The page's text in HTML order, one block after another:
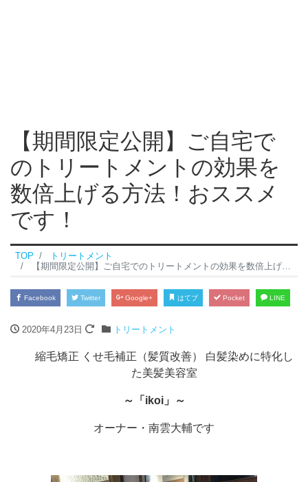
【期間限定公開】ご自宅で
のトリートメントの効果を
数倍上げる方法！おススメ
です！
TOP
トリートメント
【期間限定公開】ご自宅でのトリートメントの効果を数倍上げる方法！おススメです！
Facebook Twitter Google+ はてブ Pocket LINE
2020年4月23日 トリートメント
‎縮毛矯正 くせ毛補正（髪質改善） 白髪染めに特化し
た美髪美容室
～「ikoi」～
オーナー・南雲大輔です